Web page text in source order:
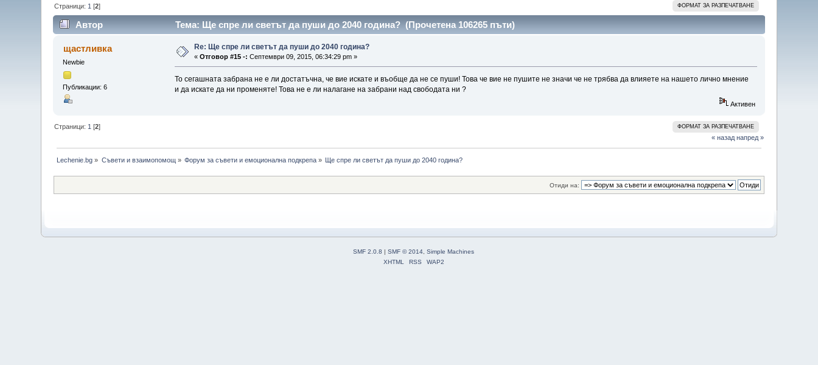
ФОРМАТ ЗА РАЗПЕЧАТВАНЕ
Страници: 1 [2]
Автор Тема: Ще спре ли светът да пуши до 2040 година? (Прочетена 106265 пъти)
щастливка
Newbie
Публикации: 6
Re: Ще спре ли светът да пуши до 2040 година?
«Отговор #15 -: Септември 09, 2015, 06:34:29 pm »
То сегашната забрана не е ли достатъчна, че вие искате и въобще да не се пуши! Това че вие не пушите не значи че не трябва да влияете на нашето лично мнение
и да искате да ни променяте! Това не е ли налагане на забрани над свободата ни ?
Активен
ФОРМАТ ЗА РАЗПЕЧАТВАНЕ
Страници:1 [2]
« назад напред »
Lechenie.bg » Съвети и взаимопомощ » Форум за съвети и емоционална подкрепа » Ще спре ли светът да пуши до 2040 година?
Отиди на:
SMF 2.0.8 SMF © 2014, Simple Machines
XHTML
RSS WAP2